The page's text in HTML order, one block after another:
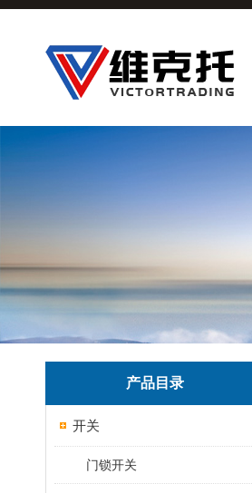
产品目录
开关
门锁开关